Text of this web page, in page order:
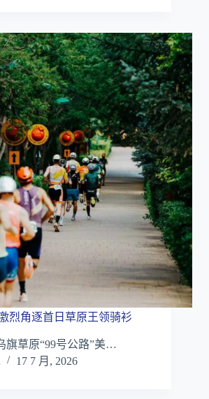
烈角逐首日草原王领骑衫
草原“99号公路”美…
17 7 月, 2026